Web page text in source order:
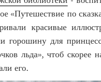
«Путешествие по
красивые
горошину для
льда», чтоб скорее
его.